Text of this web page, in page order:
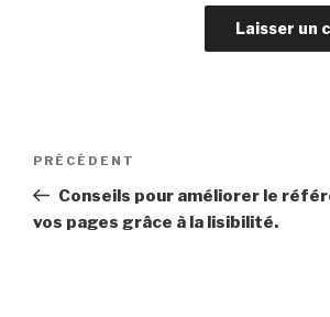
Navigation
l’article
Article
précédent
PRÉCÉDENT
Conseils pour améliorer le
vos pages grâce à la lisibilité.